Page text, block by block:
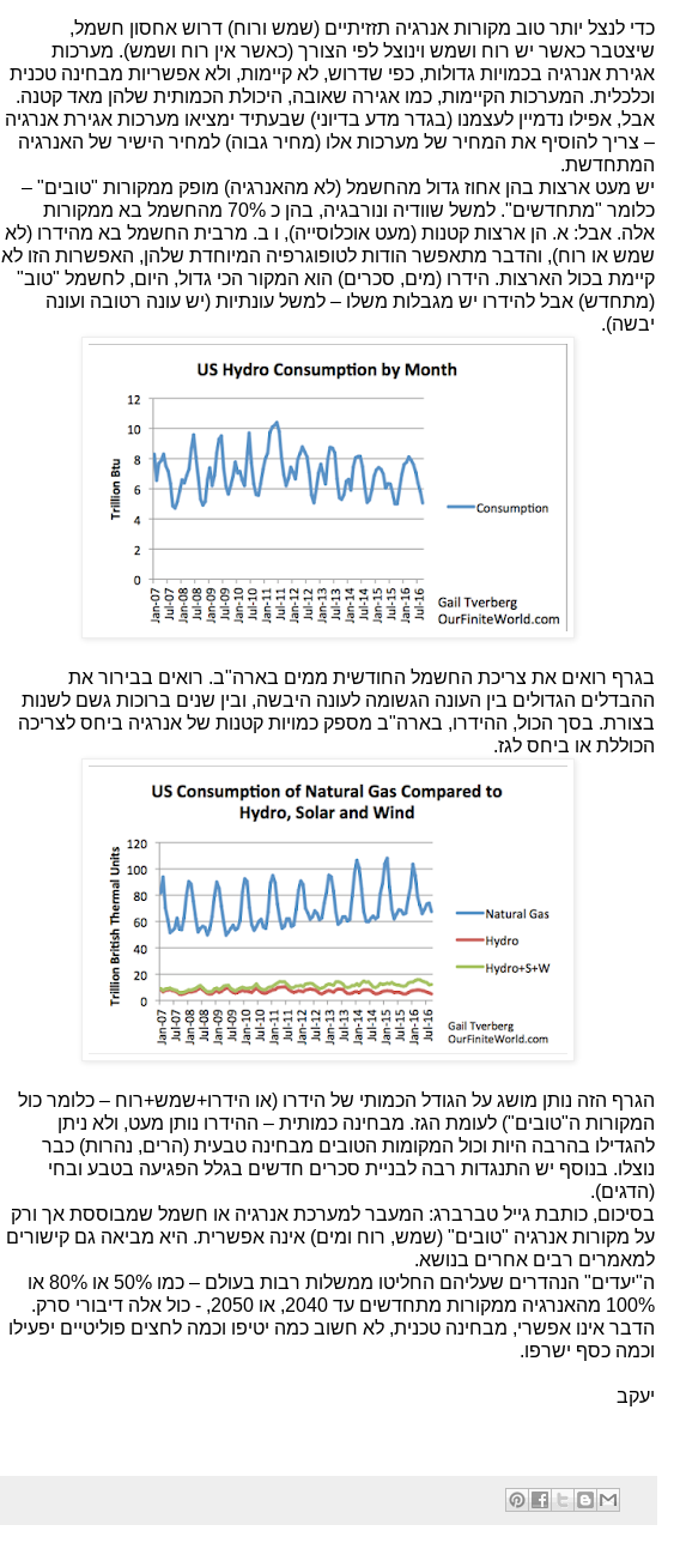
כדי לנצל יותר טוב מקורות אנרגיה תזזיתיים (שמש ורוח) דרוש אחסון חשמל,
שיצטבר כאשר יש רוח ושמש וינוצל לפי הצורך (כאשר אין רוח ושמש). מערכות
אגירת אנרגיה בכמויות גדולות, כפי שדרוש, לא קיימות, ולא אפשריות מבחינה טכנית
וכלכלית. המערכות הקיימות, כמו אגירה שאובה, היכולת הכמותית שלהן מאד קטנה.
אבל, אפילו נדמיין לעצמנו (בגדר מדע בדיוני) שבעתיד ימציאו מערכות אגירת אנרגיה
– צריך להוסיף את המחיר של מערכות אלו (מחיר גבוה) למחיר הישיר של האנרגיה
המתחדשת.
יש מעט ארצות בהן אחוז גדול מהחשמל (לא מהאנרגיה) מופק ממקורות "טובים" –
כלומר "מתחדשים". למשל שוודיה ונורבגיה, בהן כ 70% מהחשמל בא ממקורות
אלה. אבל: א. הן ארצות קטנות (מעט אוכלוסייה), ו ב. מרבית החשמל בא מהידרו (לא
שמש או רוח), והדבר מתאפשר הודות לטופוגרפיה המיוחדת שלהן, האפשרות הזו לא
קיימת בכול הארצות. הידרו (מים, סכרים) הוא המקור הכי גדול, היום, לחשמל "טוב"
(מתחדש) אבל להידרו יש מגבלות משלו – למשל עונתיות (יש עונה רטובה ועונה
יבשה).
בגרף רואים את צריכת החשמל החודשית ממים בארה"ב. רואים בבירור את
ההבדלים הגדולים בין העונה הגשומה לעונה היבשה, ובין שנים ברוכות גשם לשנות
בצורת. בסך הכול, ההידרו, בארה"ב מספק כמויות קטנות של אנרגיה ביחס לצריכה
הכוללת או ביחס לגז.
הגרף הזה נותן מושג על הגודל הכמותי של הידרו (או הידרו+שמש+רוח – כלומר כול
המקורות ה"טובים") לעומת הגז. מבחינה כמותית – ההידרו נותן מעט, ולא ניתן
להגדילו בהרבה היות וכול המקומות הטובים מבחינה טבעית (הרים, נהרות) כבר
נוצלו. בנוסף יש התנגדות רבה לבניית סכרים חדשים בגלל הפגיעה בטבע ובחי
(הדגים).
בסיכום, כותבת גייל טברברג: המעבר למערכת אנרגיה או חשמל שמבוססת אך ורק
על מקורות אנרגיה "טובים" (שמש, רוח ומים) אינה אפשרית. היא מביאה גם קישורים
למאמרים רבים אחרים בנושא.
ה"יעדים" הנהדרים שעליהם החליטו ממשלות רבות בעולם – כמו 50% או 80% או
100% מהאנרגיה ממקורות מתחדשים עד 2040, או 2050, - כול אלה דיבורי סרק.
הדבר אינו אפשרי, מבחינה טכנית, לא חשוב כמה יטיפו וכמה לחצים פוליטיים יפעילו
וכמה כסף ישרפו.
יעקב